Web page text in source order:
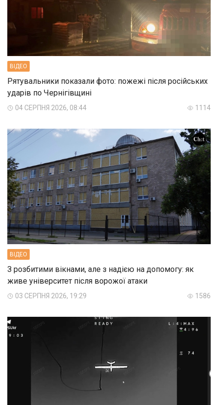
ВIДЕО
Рятувальники показали фото: пожежі після російських
ударів по Чернігівщині
04 СЕРПНЯ 2026, 08:44 1114
ВIДЕО
З розбитими вікнами, але з надією на допомогу: як
живе університет після ворожої атаки
03 СЕРПНЯ 2026, 19:29 1586